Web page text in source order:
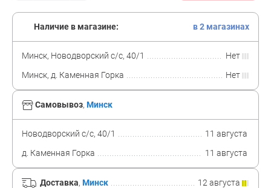
Самовывоз, Минск
Новодворский с/с, 40/1
11 августа
д. Каменная Горка
11 августа
Доставка, Минск 12 августа
Наличие в магазине: в 2 магазинах
Минск, Новодворский с/с, 40/1
Нет
Минск, д. Каменная Горка
Нет